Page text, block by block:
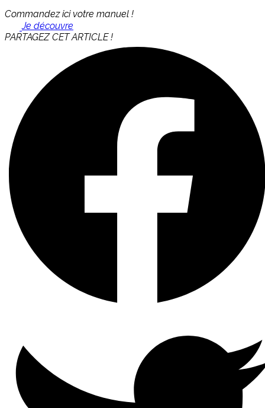
Commandez ici votre manuel !
Je découvre
PARTAGEZ CET ARTICLE !